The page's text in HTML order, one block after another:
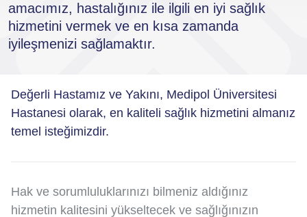
amacımız, hastalığınız ile ilgili en iyi sağlık
hizmetini vermek ve en kısa zamanda
iyileşmenizi sağlamaktır.
Değerli Hastamız ve Yakını, Medipol Üniversitesi
Hastanesi olarak, en kaliteli sağlık hizmetini almanız
temel isteğimizdir.
Hak ve sorumluluklarınızı bilmeniz aldığınız
hizmetin kalitesini yükseltecek ve sağlığınızın